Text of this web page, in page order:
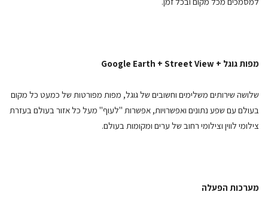
מפות גוגל + Google Earth + Street View
שלושה שירותים משלימים וחשובים של גוגל, מפות מפורטות של כמעט כל מקום
בעולם עם שפע נתונים ואפשרויות, אפשרות "לעוף" מעל כל אזור בעולם בעזרת
צילומי לווין וצילומי רחוב של ערים ומקומות בעולם.
מערכות הפעלה